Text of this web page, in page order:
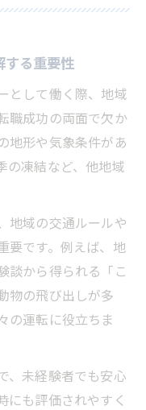
秘訣
バーの工夫とは
目指す訓練方法
運転のポイント
める習慣づくり
の柔軟な対応力
頼を築く秘訣
イバーの役割理解
強みの活かし方
ー適性診断
の強みを発見
する重要性
として働く際、地域
職成功の両面で欠か
地形や気象条件があ
の凍結など、他地域
地域の交通ルールや
要です。例えば、地
談から得られる「こ
物の飛び出しが多
の運転に役立ちま
、未経験者でも安心
にも評価されやすく